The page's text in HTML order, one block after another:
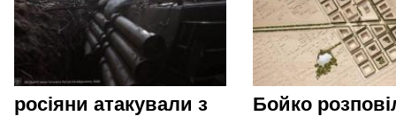
росіяни атакували з
Бойко